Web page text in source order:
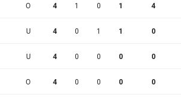
O 4 1 0 1 4
U 4 0 1 1 0
U 4 0 0 0 0
O 4 0 0 0 0